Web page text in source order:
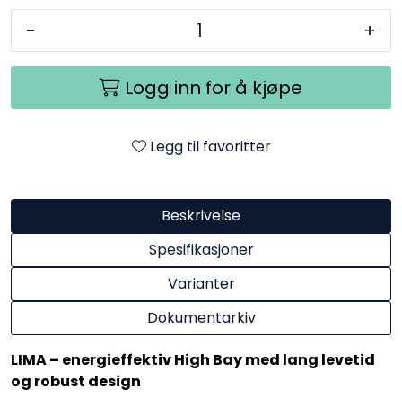
- +
Logg inn for å kjøpe
Legg til favoritter
Beskrivelse
Spesifikasjoner
Varianter
Dokumentarkiv
LIMA – energieffektiv High Bay med lang levetid
og robust design